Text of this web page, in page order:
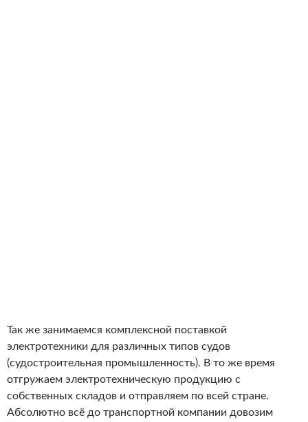
Так же занимаемся комплексной поставкой
электротехники для различных типов судов
(судостроительная промышленность). В то же время
отгружаем электротехническую продукцию с
собственных складов и отправляем по всей стране.
Абсолютно всё до транспортной компании довозим